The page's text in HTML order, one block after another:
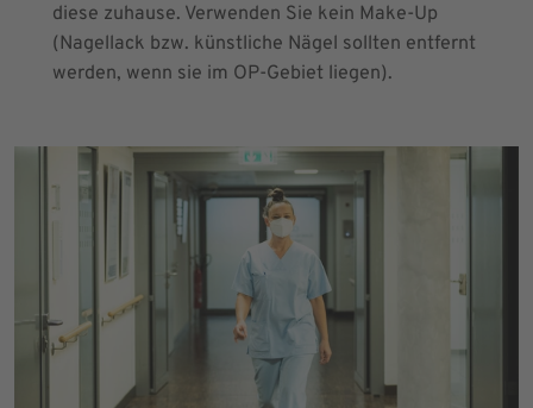
diese zuhause. Verwenden Sie kein Make-Up
(Nagellack bzw. künstliche Nägel sollten entfernt
werden, wenn sie im OP-Gebiet liegen).